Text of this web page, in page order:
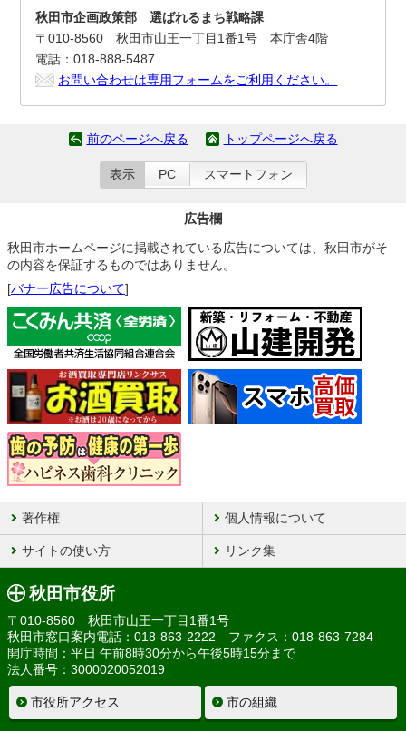
秋田市企画政策部 選ばれるまち戦略課
〒010-8560 秋田市山王一丁目1番1号 本庁舎4階
電話：018-888-5487
お問い合わせは専用フォームをご利用ください。
前のページへ戻る トップページへ戻る
表示 PC スマートフォン
広告欄
秋田市ホームページに掲載されている広告については、秋田市がそ
の内容を保証するものではありません。
[バナー広告について]
著作権 個人情報について
サイトの使い方 リンク集
秋田市役所
〒010-8560 秋田市山王一丁目1番1号
秋田市窓口案内電話：018-863-2222 ファクス：018-863-7284
開庁時間：平日 午前8時30分から午後5時15分まで
法人番号：3000020052019
市役所アクセス 市の組織